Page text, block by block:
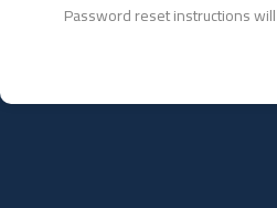
Password reset instructions